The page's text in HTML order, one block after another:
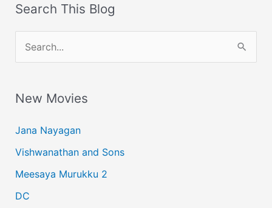
Search This Blog
e
r
h
f
o
r
New Movies
Jana Nayagan
Vishwanathan and Sons
Meesaya Murukku 2
DC